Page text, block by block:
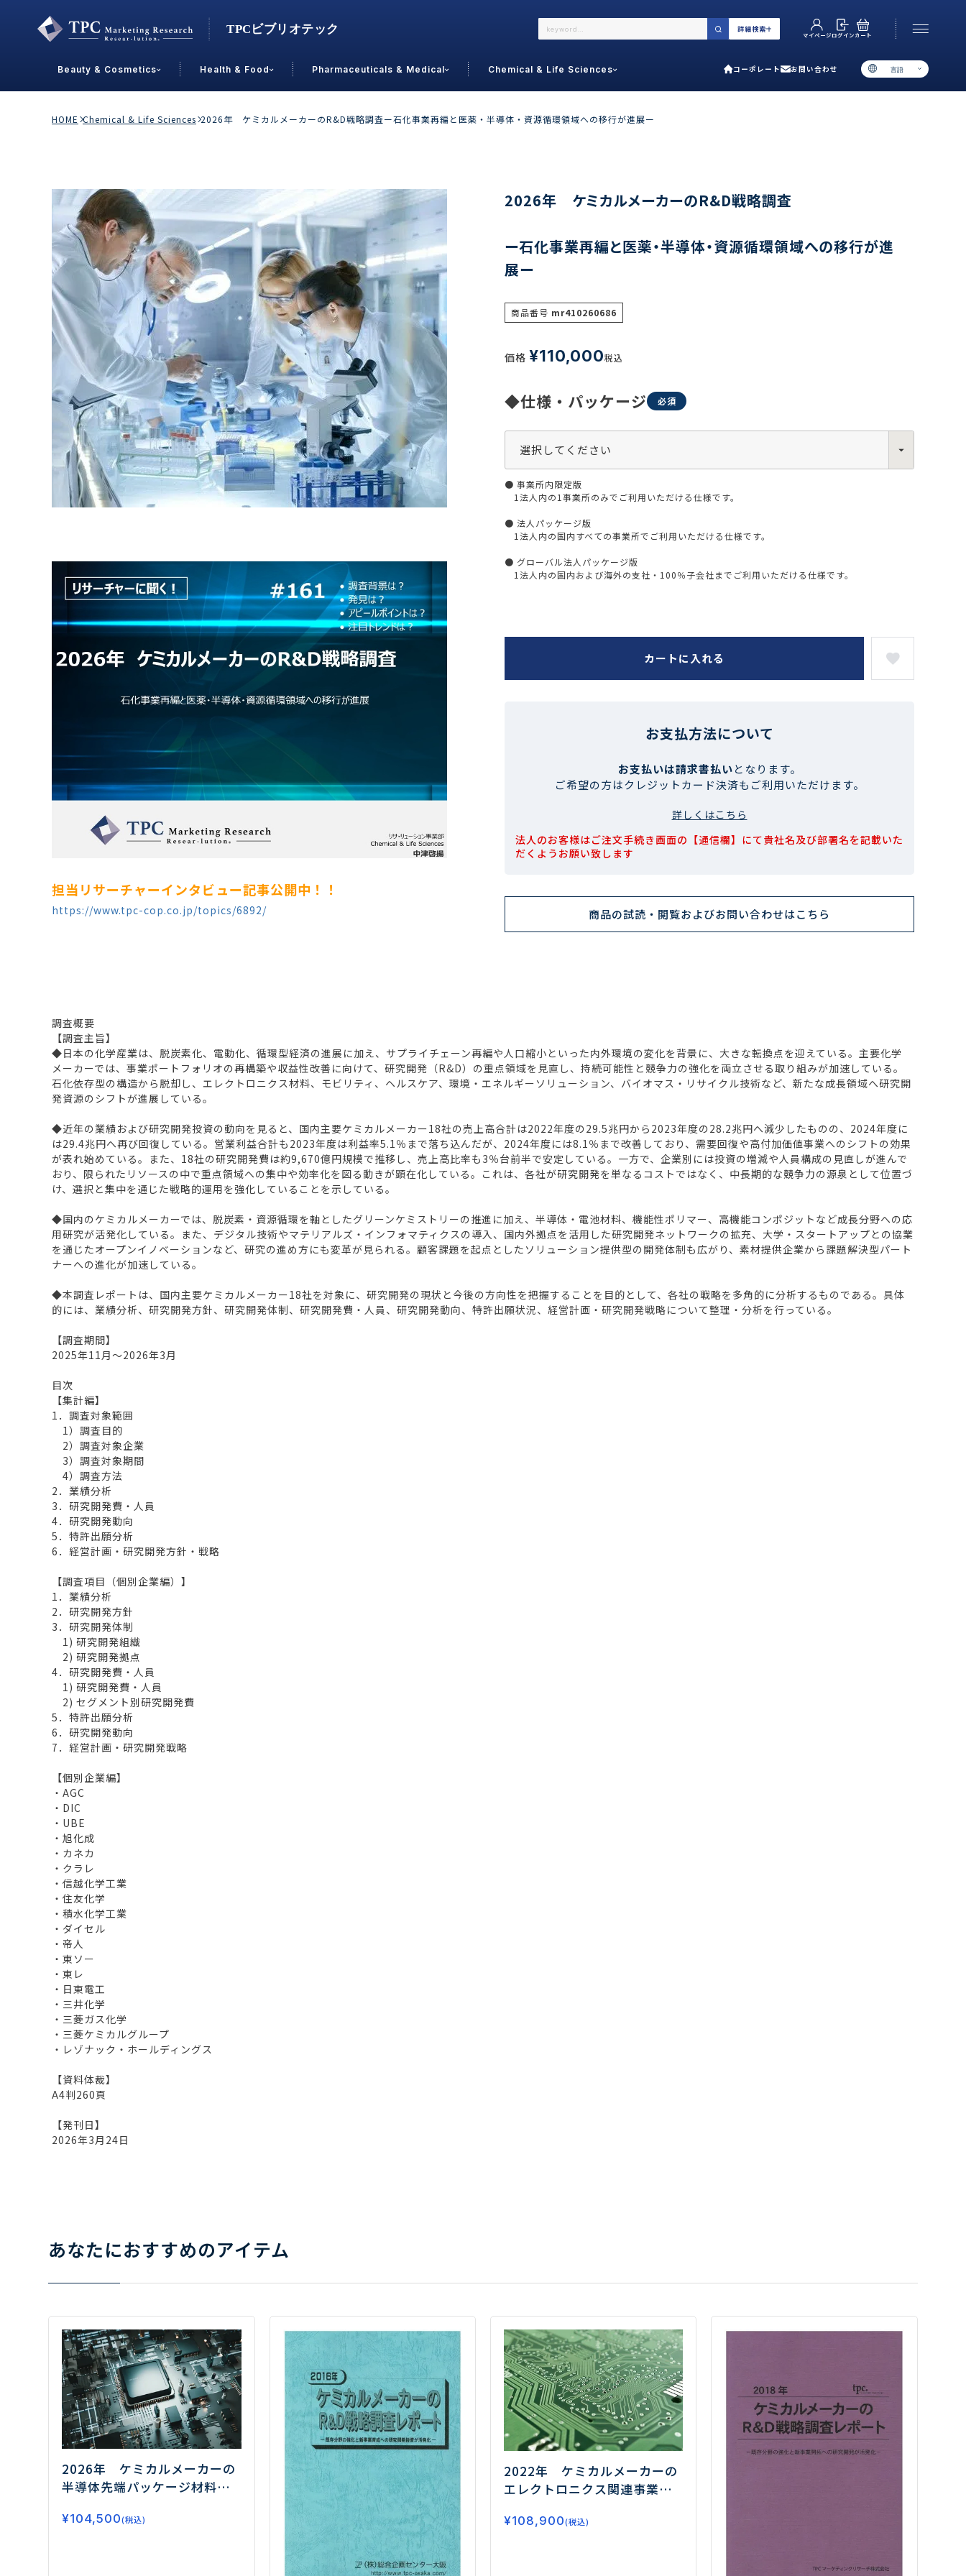
詳細検索
マイページログインカート
Beauty & Cosmetics Health & Food Pharmaceuticals & Medical Chemical & Life Sciences コーポレート お問い合わせ 言語
業界で選ぶ カテゴリで選ぶ
リセット
Contact Us
Beauty & Cosmetics
スキンケア
メイクアップ
ヘアケア
敏感肌・アトピー
R&D
OEM
原料・素材
通販
美容室・サロン
男性
美容食品
その他
Health & Food
加工食品
飲料
乳製品
菓子
ＰＢＦ
冷食
業務用
食品添加物
R&D
海外
サプリ
シニア
女性・フェムケア
オーラル
生活習慣
介護
機能性原料・素材
その他
Pharmaceuticals & Medical
患者調査
ドクター調査
モダリティ
精神神経
呼吸器・免疫
骨・関節
循環器・代謝
泌尿器・婦人
デジタル・Dtx
その他
Chemical & Life Sciences
ファイン・スペシャリティ・原料
プラスチック・容器・包装材
農薬・農業資材
電子材料
自動車
ライフサイエンス
CDMO
戦略
素材・原料・R&D調査 海外・グローバル調査
ご利用ガイド
TEL 06-6538-5358（代表）
HOME Chemical & Life Sciences 2026年 ケミカルメーカーのR&D戦略調査ー石化事業再編と医薬・半導体・資源循環領域への移行が進展ー
担当リサーチャーインタビュー記事公開中！！
https://www.tpc-cop.co.jp/topics/6892/
2026年 ケミカルメーカーのR&D戦略調査
ー石化事業再編と医薬・半導体・資源循環領域への移行が進
展ー
商品番号 mr410260686
価格 ¥110,000税込
◆仕様・パッケージ
● 事業所内限定版
1法人内の1事業所のみでご利用いただける仕様です。
● 法人パッケージ版
1法人内の国内すべての事業所でご利用いただける仕様です。
● グローバル法人パッケージ版
1法人内の国内および海外の支社・100％子会社までご利用いただける仕様です。
カートに入れる
お支払方法について
お支払いは請求書払いとなります。
ご希望の方はクレジットカード決済もご利用いただけます。
詳しくはこちら
法人のお客様はご注文手続き画面の【通信欄】にて貴社名及び部署名を記載いた
だくようお願い致します
商品の試読・閲覧およびお問い合わせはこちら
調査概要
【調査主旨】
◆日本の化学産業は、脱炭素化、電動化、循環型経済の進展に加え、サプライチェーン再編や人口縮小といった内外環境の変化を背景に、大きな転換点を迎えている。主要化学
メーカーでは、事業ポートフォリオの再構築や収益性改善に向けて、研究開発（R&D）の重点領域を見直し、持続可能性と競争力の強化を両立させる取り組みが加速している。
石化依存型の構造から脱却し、エレクトロニクス材料、モビリティ、ヘルスケア、環境・エネルギーソリューション、バイオマス・リサイクル技術など、新たな成長領域へ研究開
発資源のシフトが進展している。
◆近年の業績および研究開発投資の動向を見ると、国内主要ケミカルメーカー18社の売上高合計は2022年度の29.5兆円から2023年度の28.2兆円へ減少したものの、2024年度に
は29.4兆円へ再び回復している。営業利益合計も2023年度は利益率5.1％まで落ち込んだが、2024年度には8.1％まで改善しており、需要回復や高付加価値事業へのシフトの効果
が表れ始めている。また、18社の研究開発費は約9,670億円規模で推移し、売上高比率も3％台前半で安定している。一方で、企業別には投資の増減や人員構成の見直しが進んで
おり、限られたリソースの中で重点領域への集中や効率化を図る動きが顕在化している。これは、各社が研究開発を単なるコストではなく、中長期的な競争力の源泉として位置づ
け、選択と集中を通じた戦略的運用を強化していることを示している。
◆国内のケミカルメーカーでは、脱炭素・資源循環を軸としたグリーンケミストリーの推進に加え、半導体・電池材料、機能性ポリマー、高機能コンポジットなど成長分野への応
用研究が活発化している。また、デジタル技術やマテリアルズ・インフォマティクスの導入、国内外拠点を活用した研究開発ネットワークの拡充、大学・スタートアップとの協業
を通じたオープンイノベーションなど、研究の進め方にも変革が見られる。顧客課題を起点としたソリューション提供型の開発体制も広がり、素材提供企業から課題解決型パート
ナーへの進化が加速している。
◆本調査レポートは、国内主要ケミカルメーカー18社を対象に、研究開発の現状と今後の方向性を把握することを目的として、各社の戦略を多角的に分析するものである。具体
的には、業績分析、研究開発方針、研究開発体制、研究開発費・人員、研究開発動向、特許出願状況、経営計画・研究開発戦略について整理・分析を行っている。
【調査期間】
2025年11月～2026年3月
目次
【集計編】
1．調査対象範囲
1）調査目的
2）調査対象企業
3）調査対象期間
4）調査方法
2．業績分析
3．研究開発費・人員
4．研究開発動向
5．特許出願分析
6．経営計画・研究開発方針・戦略
【調査項目（個別企業編）】
1．業績分析
2．研究開発方針
3．研究開発体制
1) 研究開発組織
2) 研究開発拠点
4．研究開発費・人員
1) 研究開発費・人員
2) セグメント別研究開発費
5．特許出願分析
6．研究開発動向
7．経営計画・研究開発戦略
【個別企業編】
・AGC
・DIC
・UBE
・旭化成
・カネカ
・クラレ
・信越化学工業
・住友化学
・積水化学工業
・ダイセル
・帝人
・東ソー
・東レ
・日東電工
・三井化学
・三菱ガス化学
・三菱ケミカルグループ
・レゾナック・ホールディングス
【資料体裁】
A4判260頁
【発刊日】
2026年3月24日
あなたにおすすめのアイテム
2026年 ケミカルメーカーの
半導体先端パッケージ材料事
見据えた成長領域と競争戦
¥104,500(税込)
2022年 ケミカルメーカーの
エレクトロニクス関連事業戦
ロニクスの進化を支える―
¥108,900(税込)